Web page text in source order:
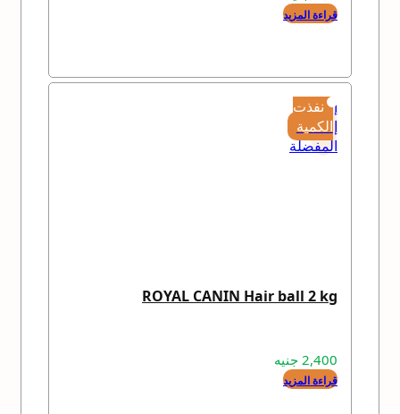
قراءة المزيد
نفذت
الكمية
إضافة
إلى
المفضلة
ROYAL CANIN Hair ball 2 kg
2,400 جنيه
قراءة المزيد